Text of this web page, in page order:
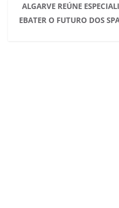
ALGARVE REÚNE
EBATER O FUTURO DOS